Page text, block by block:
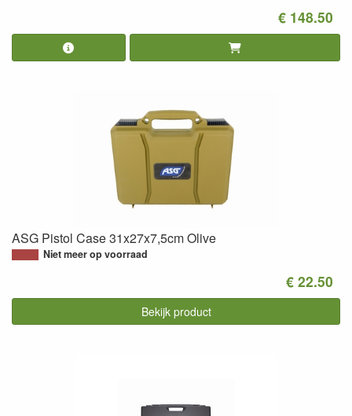
€ 148.50
ASG Pistol Case 31x27x7,5cm Olive
Niet meer op voorraad
€ 22.50
Bekijk product